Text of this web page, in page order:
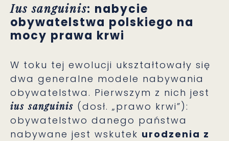
Ius sanguinis: nabycie
obywatelstwa polskiego na
mocy prawa krwi
W toku tej ewolucji ukształtowały się
dwa generalne modele nabywania
obywatelstwa. Pierwszym z nich jest
ius sanguinis (dosł. „prawo krwi”):
obywatelstwo danego państwa
nabywane jest wskutek urodzenia z